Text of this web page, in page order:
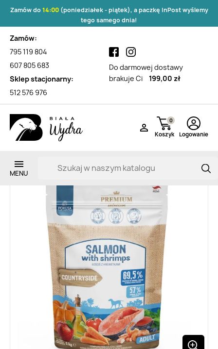
Zamów do14:00(poniedziałek - piątek), a paczkę InPost wyślemy
tego samego dnia!
Zamów:
795 119 804
607 805 683
Sklep stacjonarny:
512 576 976
Do darmowej dostawy
brakuje Ci
199,00 zł

Koszyk
0
Logowanie